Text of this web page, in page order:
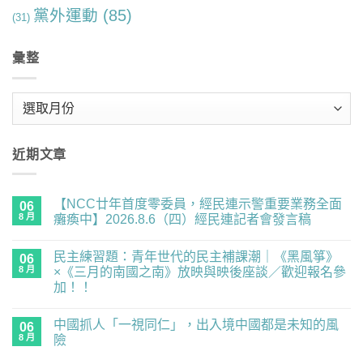
(31) 黨外運動 (85)
彙整
近期文章
06
8 月
【NCC廿年首度零委員，經民連示警重要業務全面
癱瘓中】2026.8.6（四）經民連記者會發言稿
廿
首
度
員，
經
民
留
言
06
8 月
民主練習題：青年世代的民主補課潮｜《黑風箏》
×《三月的南國之南》放映與映後座談／歡迎報名參
加！！
主
練
習
留
言
06
8 月
中國抓人「一視同仁」，出入境中國都是未知的風
險